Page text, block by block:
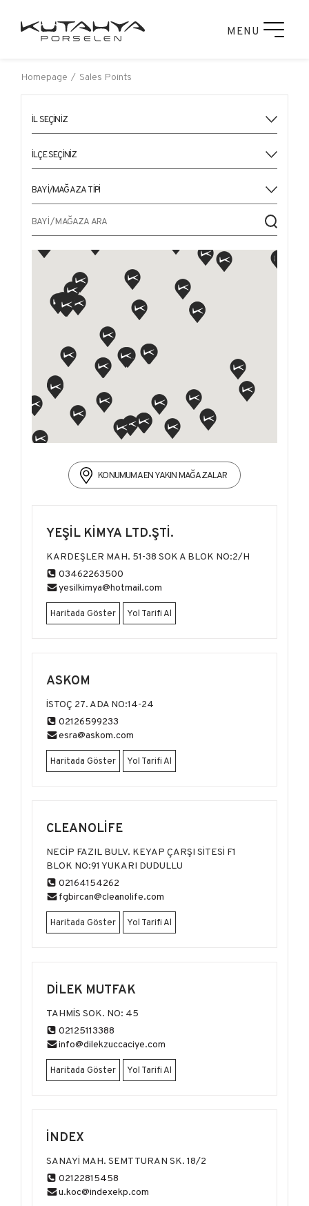
MENU
Homepage Sales Points
KONUMUMA EN YAKIN MAĞAZALAR
YEŞİL KİMYA LTD.ŞTİ.
KARDEŞLER MAH. 51-38 SOK A BLOK NO:2/H
03462263500
yesilkimya@hotmail.com
Haritada Göster Yol Tarifi Al
ASKOM
İSTOÇ 27. ADA NO:14-24
02126599233
esra@askom.com
Haritada Göster Yol Tarifi Al
CLEANOLİFE
NECİP FAZIL BULV. KEYAP ÇARŞI SİTESİ F1
BLOK NO:91 YUKARI DUDULLU
02164154262
fgbircan@cleanolife.com
Haritada Göster Yol Tarifi Al
DİLEK MUTFAK
TAHMİS SOK. NO: 45
02125113388
info@dilekzuccaciye.com
Haritada Göster Yol Tarifi Al
İNDEX
SANAYİ MAH. SEMT TURAN SK. 18/2
02122815458
u.koc@indexekp.com